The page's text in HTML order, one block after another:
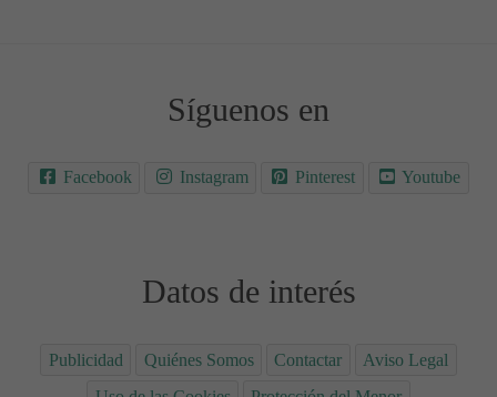
Síguenos en
Facebook Instagram Pinterest Youtube
Datos de interés
Publicidad Quiénes Somos Contactar
Aviso Legal